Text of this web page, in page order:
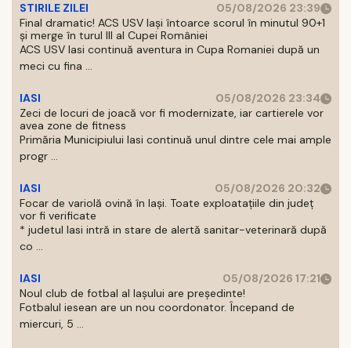
STIRILE ZILEI
05/08/2026 23:39
Final dramatic! ACS USV Iași întoarce scorul în minutul 90+1
și merge în turul III al Cupei României
ACS USV Iasi continuă aventura in Cupa Romaniei după un
meci cu fina ...
IASI
05/08/2026 23:34
Zeci de locuri de joacă vor fi modernizate, iar cartierele vor
avea zone de fitness
Primăria Municipiului Iasi continuă unul dintre cele mai ample
progr ...
IASI
05/08/2026 20:32
Focar de variolă ovină în Iași. Toate exploatațiile din județ
vor fi verificate
* judetul Iasi intră in stare de alertă sanitar-veterinară după
co ...
IASI
05/08/2026 17:21
Noul club de fotbal al Iașului are președinte!
Fotbalul iesean are un nou coordonator. Începand de
miercuri, 5 ...